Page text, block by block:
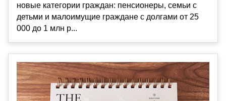
новые категории граждан: пенсионеры, семьи с
детьми и малоимущие граждане с долгами от 25
000 до 1 млн р...